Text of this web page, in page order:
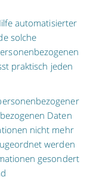
automatisierter
solche
praktisch jeden
Daten
nicht mehr
werden
gesondert